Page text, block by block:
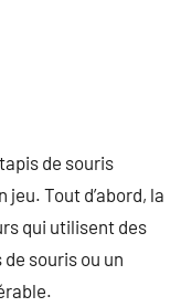
de souris
Tout d’abord, la
qui utilisent des
souris ou un